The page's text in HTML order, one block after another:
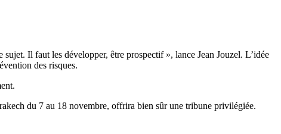
Il faut les développer, être prospectif », lance Jean Jouzel. L’idée
des risques.
du 7 au 18 novembre, offrira bien sûr une tribune privilégiée.